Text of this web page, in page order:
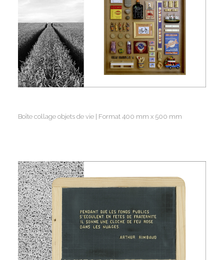
Boîte collage objets de vie | Format 400 mm x 500 mm